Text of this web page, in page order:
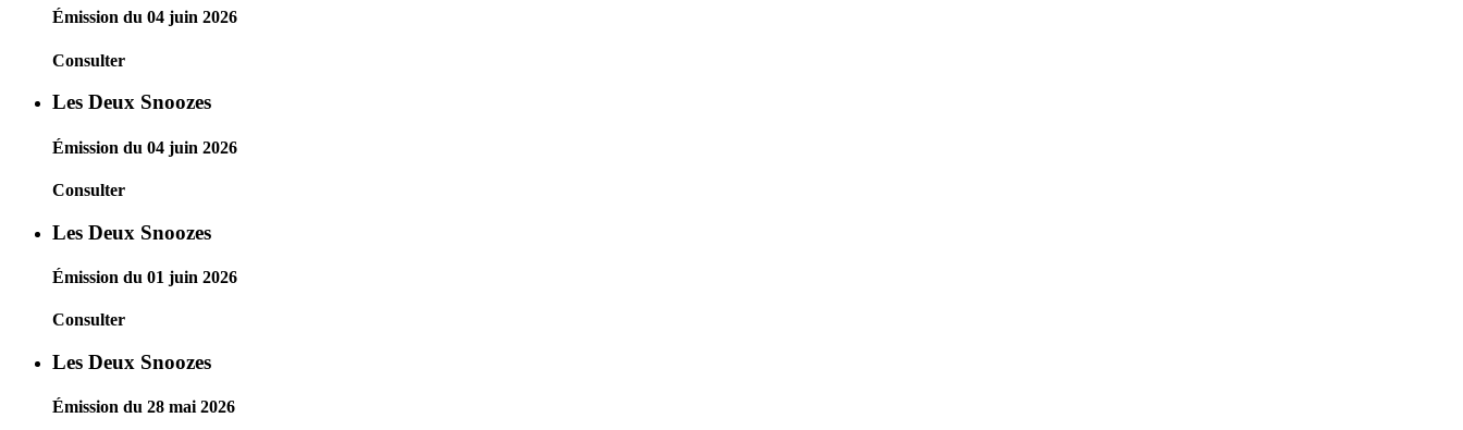
Émission du 04 juin 2026
Consulter
Les Deux Snoozes
Émission du 04 juin 2026
Consulter
Les Deux Snoozes
Émission du 01 juin 2026
Consulter
Les Deux Snoozes
Émission du 28 mai 2026